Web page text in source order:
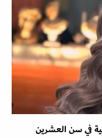
في سن العشرين